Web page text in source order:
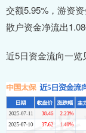
交额5.95%，游资
散户资金净流出
近5日资金流向一览